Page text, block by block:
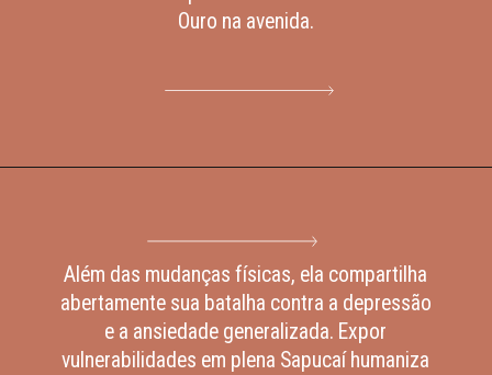
Ouro na avenida.
Além das mudanças físicas, ela compartilha
abertamente sua batalha contra a depressão
e a ansiedade generalizada. Expor
vulnerabilidades em plena Sapucaí humaniza